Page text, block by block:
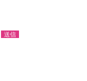
送信